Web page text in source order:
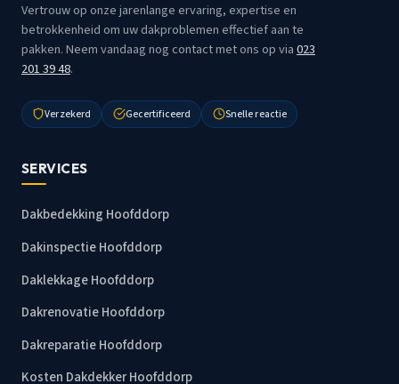
Vertrouw op onze jarenlange ervaring, expertise en
betrokkenheid om uw dakproblemen effectief aan te
pakken. Neem vandaag nog contact met ons op via023
201 39 48.
Verzekerd Gecertificeerd Snelle reactie
SERVICES
Dakbedekking Hoofddorp
Dakinspectie Hoofddorp
Daklekkage Hoofddorp
Dakrenovatie Hoofddorp
Dakreparatie Hoofddorp
Kosten Dakdekker Hoofddorp